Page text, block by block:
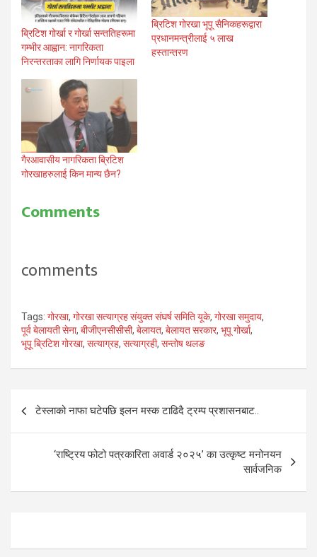
ब्रिटिश गोर्खा र गोर्खा सन्ततिहरूमा
गम्भीर आह्वान: नागरिकता
निरन्तरताका लागि निर्णायक पाइला
ब्रिटिश गोरखा भूपू सैनिकहरूद्वारा
प्रधानमन्त्रीलाई ५ लाख
हस्तान्तरण
गैरआवासीय नागरिकता ब्रिटिश
गोरखाहरुलाई किन मान्य छैन?
Comments
comments
Tags: गोरखा, गोरखा सत्याग्रह संयुक्त संघर्ष समिति यूके, गोरखा समुदाय,
पूर्व बेलायती सेना, बीजीएनसीसीसी, बेलायत, बेलायत सरकार, भूपू गोर्खा,
भूपू ब्रिटिश गोरखा, सत्याग्रह, सत्याग्रही, सन्तोष थलङ
Post
navigation
टेस्लाको नाफा घटेपछि इलन मस्क टाढिदै ट्रम्प प्रशासनबाट..
‘राष्ट्रिय फोटो पत्रकारिता अवार्ड २०२५’ का उत्कृष्ट मनोनयन
सार्वजनिक